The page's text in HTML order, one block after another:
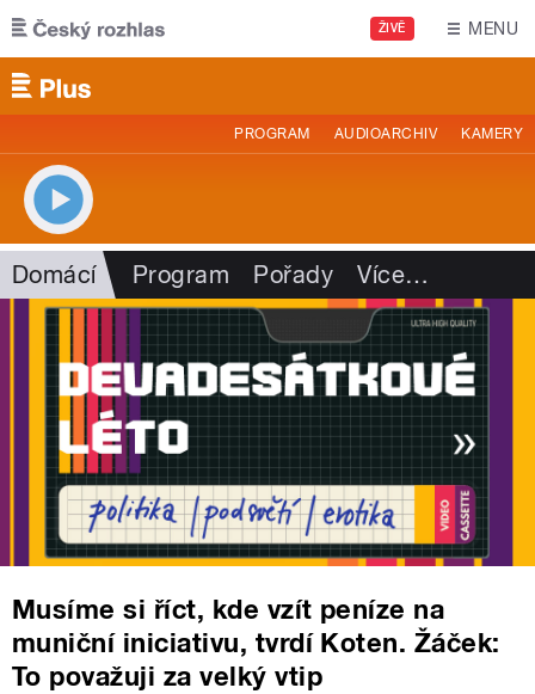
Přejít k hlavnímu obsahu
ŽIVĚ MENU
PROGRAM AUDIOARCHIV KAMERY
Domácí Program Pořady Více…
Musíme si říct, kde vzít peníze na
muniční iniciativu, tvrdí Koten. Žáček:
To považuji za velký vtip